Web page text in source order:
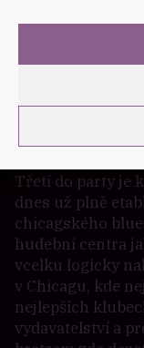
Kromě jeho
zpěvačku
nejčastěji
chicagských
zajímavou
Thompson
získala cenu
Třetí do party je
dnes už plně
chicagského
hudební centra
vcelku logicky
v Chicagu, kde
nejlepších
vydavatelství a